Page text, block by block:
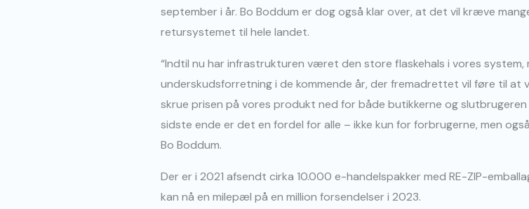
september i år. Bo Boddum er dog også klar over, at det vil kræve
retursystemet til hele landet.
“Indtil nu har infrastrukturen været den store flaskehals i vores
underskudsforretning i de kommende år, der fremadrettet vil føre til at
skrue prisen på vores produkt ned for både butikkerne og slutbrugeren
sidste ende er det en fordel for alle – ikke kun for forbrugerne, men
Bo Boddum.
Der er i 2021 afsendt cirka 10.000 e-handelspakker med RE-ZIP-
kan nå en milepæl på en million forsendelser i 2023.